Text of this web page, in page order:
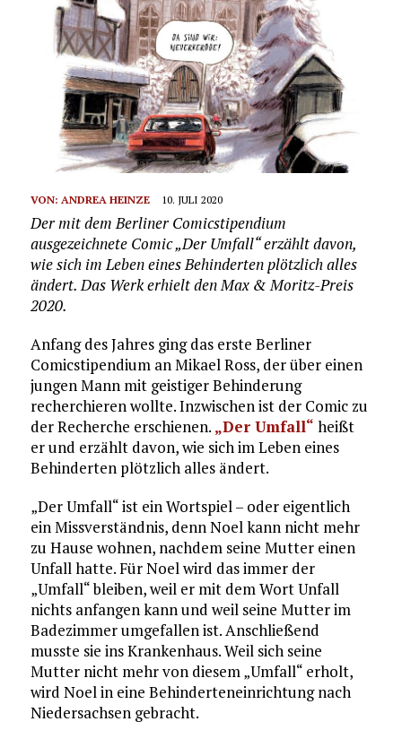
VON: ANDREA HEINZE 10. JULI 2020
Der mit dem Berliner Comicstipendium
ausgezeichnete Comic „Der Umfall“ erzählt davon,
wie sich im Leben eines Behinderten plötzlich alles
ändert. Das Werk erhielt den Max & Moritz-Preis
2020.
Anfang des Jahres ging das erste Berliner
Comicstipendium an Mikael Ross, der über einen
jungen Mann mit geistiger Behinderung
recherchieren wollte. Inzwischen ist der Comic zu
der Recherche erschienen. „Der Umfall“ heißt
er und erzählt davon, wie sich im Leben eines
Behinderten plötzlich alles ändert.
„Der Umfall“ ist ein Wortspiel – oder eigentlich
ein Missverständnis, denn Noel kann nicht mehr
zu Hause wohnen, nachdem seine Mutter einen
Unfall hatte. Für Noel wird das immer der
„Umfall“ bleiben, weil er mit dem Wort Unfall
nichts anfangen kann und weil seine Mutter im
Badezimmer umgefallen ist. Anschließend
musste sie ins Krankenhaus. Weil sich seine
Mutter nicht mehr von diesem „Umfall“ erholt,
wird Noel in eine Behinderteneinrichtung nach
Niedersachsen gebracht.